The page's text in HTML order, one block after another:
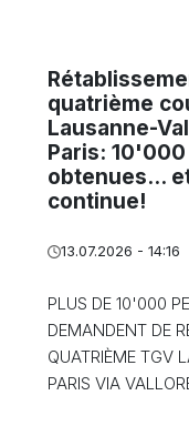
quatrième
Lausanne-
Paris:
obtenues...
continue!
13.07.2026 - 14:16
PLUS DE 10'000
DEMANDENT DE
QUATRIÈME TGV
PARIS VIA